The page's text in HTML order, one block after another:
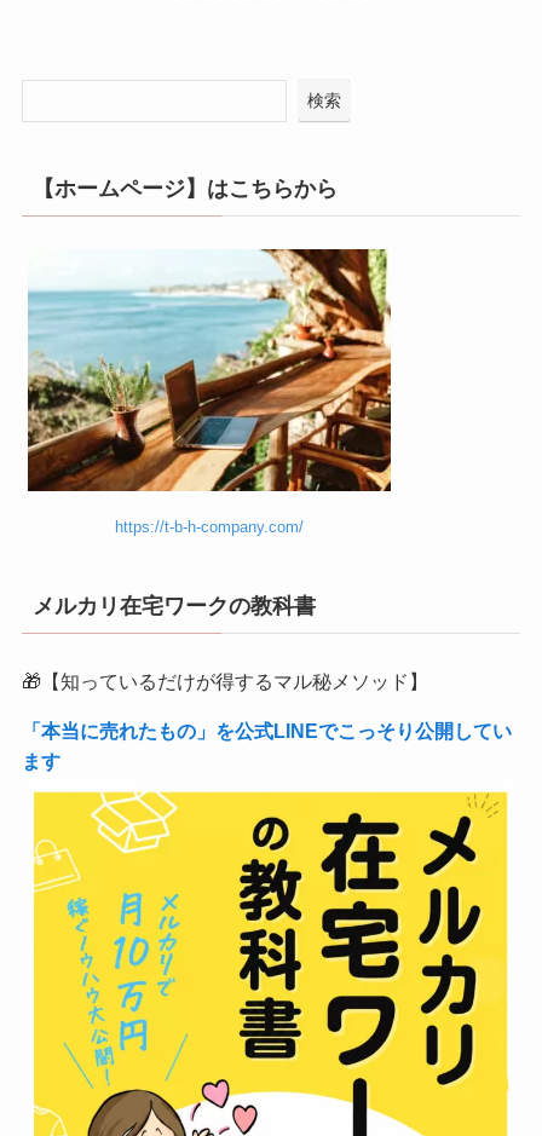
検索
【ホームページ】はこちらから
https://t-b-h-company.com/
メルカリ在宅ワークの教科書
🎁【知っているだけが得するマル秘メソッド】
「本当に売れたもの」を公式LINEでこっそり公開してい
ます